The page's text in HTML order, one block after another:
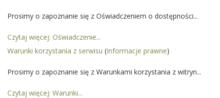
Prosimy o zapoznanie się z Oświadczeniem o dostępności...
Czytaj więcej: Oświadczenie...
Warunki korzystania z serwisu (Informacje prawne)
Prosimy o zapoznanie się z Warunkami korzystania z witryn...
Czytaj więcej: Warunki...